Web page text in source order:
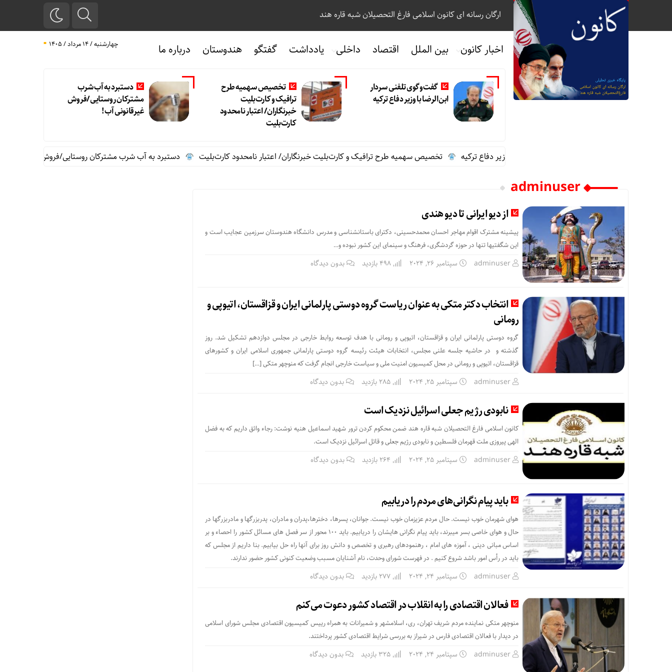
ارگان رسانه ای کانون اسلامی فارغ التحصیلان شبه قاره هند
اخبار کانون بین الملل اقتصاد داخلی یادداشت گفتگو هندوستان درباره ما چهارشنبه / ۱۴ مرداد / ۱۴۰۵
گفت‌وگوی تلفنی سردار
ابن‌الرضا با وزیر دفاع ترکیه
تخصیص سهمیه طرح
ترافیک و کارت‌بلیت
خبرنگاران/ اعتبار نامحدود
کارت‌بلیت
دستبرد به آب شرب
مشترکان روستایی/فروش
غیرقانونی آب!
گفت‌وگوی تلفنی سردار ابن‌الرضا با وزیر دفاع ترکیه تخصیص سهمیه طرح ترافیک و کارت‌بلیت خبرنگاران/ اعتبار نامحدود کارت‌بلیت دستبرد به آب شرب مشترکان روستایی/فروش غیرقانونی آب!
adminuser
از دیو ایرانی تا دیو هندی
پیشینه مشترک اقوام مهاجر احسان محمدحسینی، دکترای باستانشناسی و مدرس دانشگاه هندوستان سرزمین عجایب است و
این شگفتیها تنها در حوزه گردشگری، فرهنگ و سینمای این کشور نبوده و…
adminuser سپتامبر 26, 2024 بدون دیدگاه
انتخاب دکتر متکی به عنوان ریاست گروه دوستی پارلمانی ایران و قزاقستان، اتیوپی و
رومانی
گروه دوستی پارلمانی ایران و قزاقستان، اتیوپی و رومانی با هدف توسعه روابط خارجی در مجلس دوازدهم تشکیل شد. روز
گذشته و در حاشیه جلسه علنی مجلس، انتخابات هیئت رئیسه گروه دوستی پارلمانی جمهوری اسلامی ایران و کشورهای
قزاقستان، اتیوپی و رومانی در محل کمیسیون امنیت ملی و سیاست خارجی انجام گرفت که منوچهر متکی […]
adminuser سپتامبر 25, 2024 بدون دیدگاه
نابودی رژیم جعلی اسرائیل نزدیک است
کانون اسلامی فارغ التحصیلان شبه قاره هند ضمن محکوم کردن ترور شهید اسماعیل هنیه نوشت: رجاء واثق داریم که به فضل
الهی پیروزی ملت قهرمان فلسطین و نابودی رژیم جعلی و قاتل اسرائیل نزدیک است.
adminuser سپتامبر 25, 2024 بدون دیدگاه
باید پیام نگرانی‌های مردم را دریابیم
هوای شهرمان خوب نیست. حال مردم عزیزمان خوب نیست. جوانان، پسرها، دخترها،پدران و مادران، پدربزرگها و مادربزرگها در
حال و هوای خاصی بسر میبرند، باید پیام نگرانی هایشان را دریابیم. باید ۱۰۰ محور از سر فصل های مسائل کشور را احصاء و بر
اساس مبانی دینی ، آموزه های امام ، رهنمودهای رهبری و تخصص و دانش روز برای آنها راه حل بیابیم. بنا داریم از مجلس که
باید در رأس امور باشد شروع کنیم . در فهرست شورای وحدت، نام آشنایان مسبب وضعیت کنونی کشور حضور ندارند.
adminuser سپتامبر 24, 2024 بدون دیدگاه
فعالان اقتصادی را به انقلاب در اقتصاد کشور دعوت می‌کنم
منوچهر متکی نماینده مردم شریف تهران، ری، اسلامشهر و شمیرانات به همراه رییس کمیسیون اقتصادی مجلس شورای اسلامی
در دیدار با فعالان اقتصادی فارس در شیراز به بررسی شرایط اقتصادی کشور پرداختند.
adminuser سپتامبر 24, 2024 بدون دیدگاه